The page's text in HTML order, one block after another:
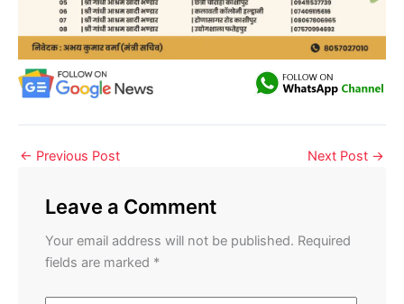
← Previous Post Next Post →
Leave a Comment
Your email address will not be published. Required
fields are marked *